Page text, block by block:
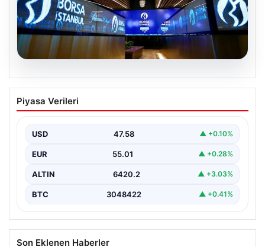
Yatırım araçlarının haftalık performansı
nasıl oldu?
Piyasa Verileri
USD 47.58 ▲ +0.10%
EUR 55.01 ▲ +0.28%
ALTIN 6420.2 ▲ +3.03%
BTC 3048422 ▲ +0.41%
Son Eklenen Haberler